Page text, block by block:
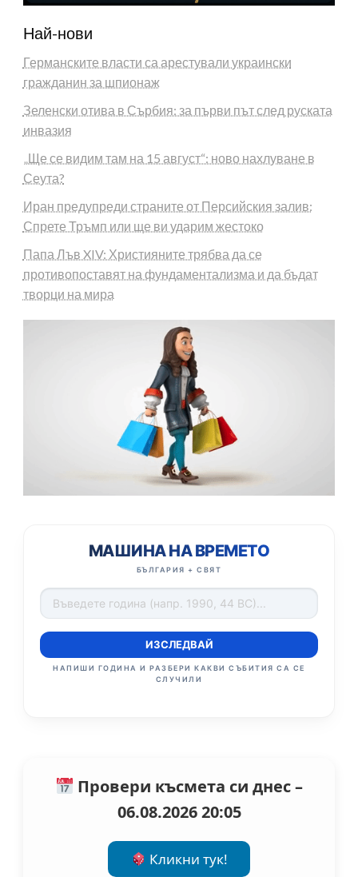
Най-нови
Германските власти са арестували украински
гражданин за шпионаж
Зеленски отива в Сърбия: за първи път след руската
инвазия
„Ще се видим там на 15 август“: ново нахлуване в
Сеута?
Иран предупреди страните от Персийския залив:
Спрете Тръмп или ще ви ударим жестоко
Папа Лъв XIV: Християните трябва да се
противопоставят на фундаментализма и да бъдат
творци на мира
МАШИНА НА ВРЕМЕТО
БЪЛГАРИЯ + СВЯТ
ИЗСЛЕДВАЙ
НАПИШИ ГОДИНА И РАЗБЕРИ КАКВИ СЪБИТИЯ СА СЕ
СЛУЧИЛИ
Провери късмета си днес –
06.08.2026 20:05
Кликни тук!